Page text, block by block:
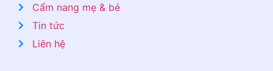
Cẩm nang mẹ & bé
Tin tức
Liên hệ